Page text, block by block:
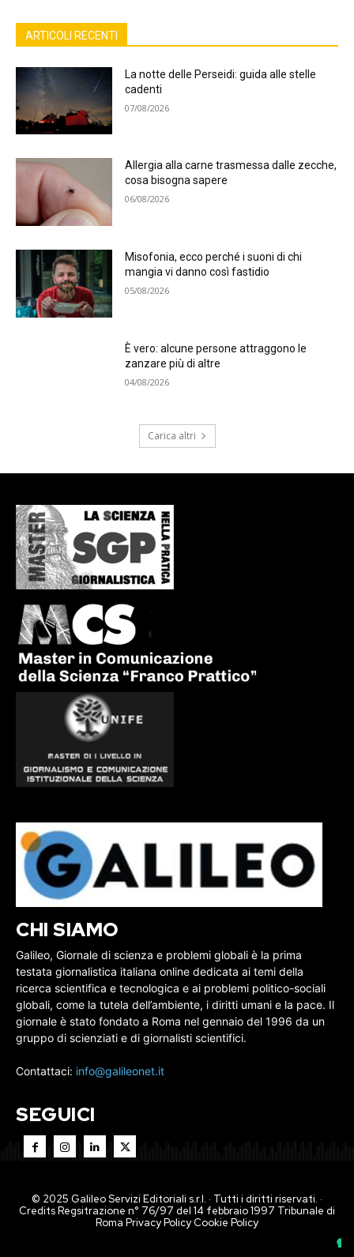
ARTICOLI RECENTI
La notte delle Perseidi: guida alle stelle
cadenti
07/08/2026
Allergia alla carne trasmessa dalle zecche,
cosa bisogna sapere
06/08/2026
Misofonia, ecco perché i suoni di chi
mangia vi danno così fastidio
05/08/2026
È vero: alcune persone attraggono le
zanzare più di altre
04/08/2026
Carica altri
CHI SIAMO
Galileo, Giornale di scienza e problemi globali è la prima
testata giornalistica italiana online dedicata ai temi della
ricerca scientifica e tecnologica e ai problemi politico-sociali
globali, come la tutela dell’ambiente, i diritti umani e la pace. Il
giornale è stato fondato a Roma nel gennaio del 1996 da un
gruppo di scienziati e di giornalisti scientifici.
Contattaci: info@galileonet.it
SEGUICI
© 2025 Galileo Servizi Editoriali s.r.l. · Tutti i diritti riservati. ·
Credits Regsitrazione n° 76/97 del 14 febbraio 1997 Tribunale di
Roma Privacy PolicyCookie Policy